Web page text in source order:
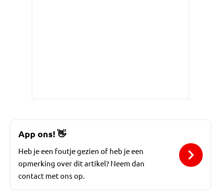
App ons!👋
Heb je een foutje gezien of heb je een
opmerking over dit artikel? Neem dan
contact met ons op.